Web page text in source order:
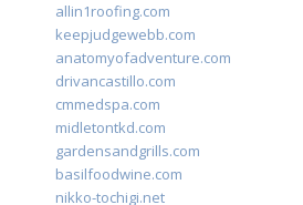
allin1roofing.com
keepjudgewebb.com
anatomyofadventure.com
drivancastillo.com
cmmedspa.com
midletontkd.com
gardensandgrills.com
basilfoodwine.com
nikko-tochigi.net